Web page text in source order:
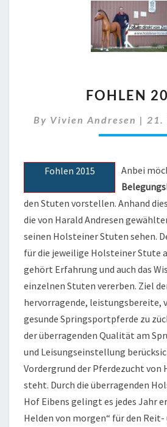
2015
FOHLEN
By Vivien Andresen | 21.
Fohlen 2015
Anbei
den Stuten vorstellen. Anhand
die von Harald Andresen
seinen Holsteiner Stuten sehen.
für die jeweilige Holsteiner Stute
gehört Erfahrung und auch das
einzelnen Stuten vererben. Ziel
hervorragende, leistungsbereite,
gesunde Springsportpferde zu
der überragenden Qualität am
und Leisungseinstellung
Vordergrund der Pferdezucht von
steht. Durch die überragenden
Hof Eibens gelingt es jedes Jahr
Helden von morgen“ für den